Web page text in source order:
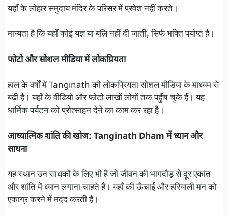
यहाँ के लोहार समुदाय मंदिर के परिसर में प्रवेश नहीं करते।
मान्यता है कि यहाँ कोई यज्ञ या बलि नहीं दी जाती, सिर्फ भक्ति पर्याप्त है।
फोटो और सोशल मीडिया में लोकप्रियता
हाल के वर्षों में Tanginath की लोकप्रियता सोशल मीडिया के माध्यम से
बढ़ी है। यहाँ के वीडियो और फोटो लाखों लोगों तक पहुँच चुके हैं। यह
धार्मिक पर्यटन को प्रोत्साहन देने का काम कर रहा है।
आध्यात्मिक शांति की खोज: Tanginath Dham में ध्यान और
साधना
यह स्थान उन साधकों के लिए भी है जो जीवन की भागदौड़ से दूर एकांत
और शांति में ध्यान लगाना चाहते हैं। यहाँ की ऊँचाई और हरियाली मन को
एकाग्र करने में मदद करती है।